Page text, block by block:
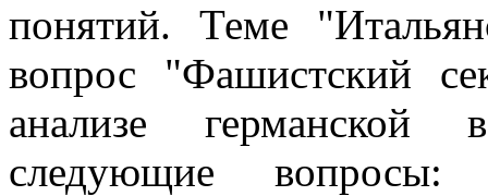
понятий. Теме
вопрос "Фашистский
анализе германской
следующие вопросы: